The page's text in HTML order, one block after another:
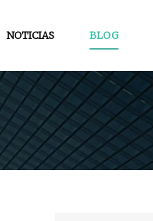
NOTICIAS BLOG